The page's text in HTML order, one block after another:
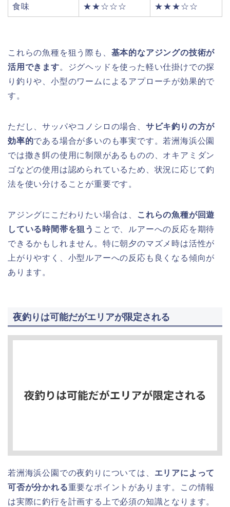
食味 ★★☆☆☆ ★★★☆☆
これらの魚種を狙う際も、 基本的なアジングの技術が
活用できます。ジグヘッドを使った軽い仕掛けでの探
り釣りや、小型のワームによるアプローチが効果的で
す。
ただし、サッパやコノシロの場合、 サビキ釣りの方が
効率的である場合が多いのも事実です。若洲海浜公園
では撒き餌の使用に制限があるものの、オキアミダン
ゴなどの使用は認められているため、状況に応じて釣
法を使い分けることが重要です。
アジングにこだわりたい場合は、
これらの魚種が回遊
している時間帯を狙う ことで、ルアーへの反応を期待
できるかもしれません。特に朝夕のマズメ時は活性が
上がりやすく、小型ルアーへの反応も良くなる傾向が
あります。
夜釣りは可能だがエリアが限定される
若洲海浜公園での夜釣りについては、 エリアによって
可否が分かれる重要なポイントがあります。この情報
は実際に釣行を計画する上で必須の知識となります。